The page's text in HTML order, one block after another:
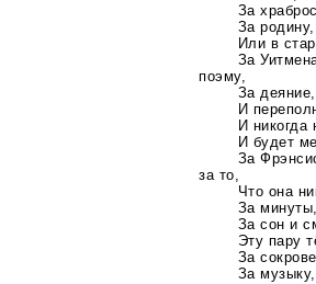
За
За
Или в
За
поэму,
За
И
И
И будет
За
за то,
Что она
За
За сон и
Эту пару
За
За